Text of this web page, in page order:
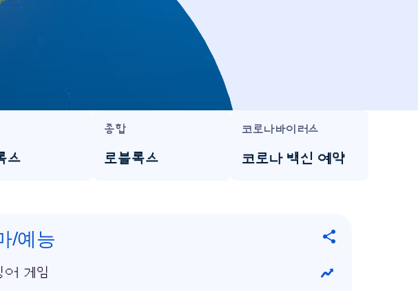
스
종합
로블록스
코로나바이러스
코로나 백신 예약
/예능
어 게임